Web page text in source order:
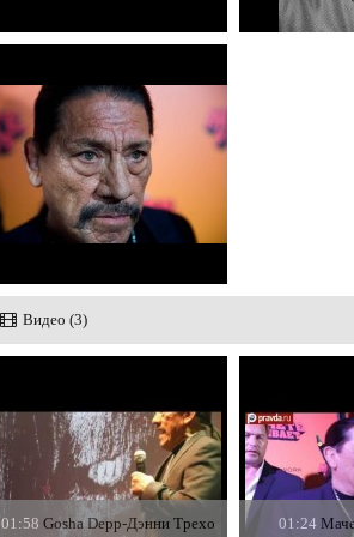
Видео (3)
01:58 Gosha Depp-Дэнни Трехо 01:24